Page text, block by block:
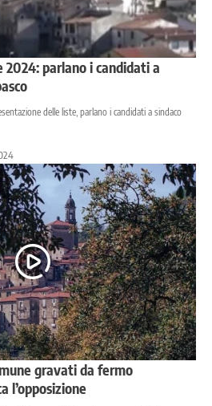
parlano i candidati a
delle liste, parlano i candidati a sindaco
gravati da fermo
l’opposizione